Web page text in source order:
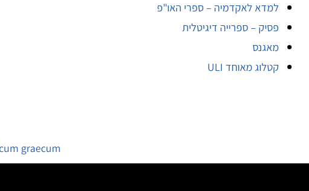
למדא לאקדמיה – ספרי האו"פ
פסיק – ספרייה דיגיטלית
מאגנס
קטלוג מאוחד ULI
graecum